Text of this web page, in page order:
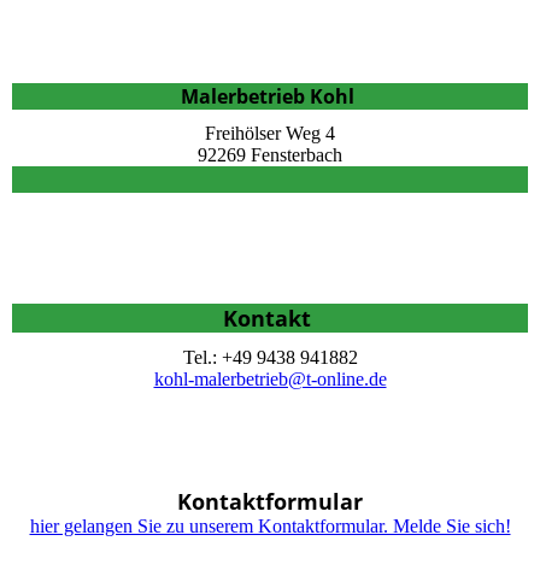
Malerbetrieb Kohl
Freihölser Weg 4
92269 Fensterbach
Kontakt
Tel.: +49 9438 941882
kohl-malerbetrieb@t-online.de
Kontaktformular
hier gelangen Sie zu unserem Kontaktformular. Melde Sie sich!